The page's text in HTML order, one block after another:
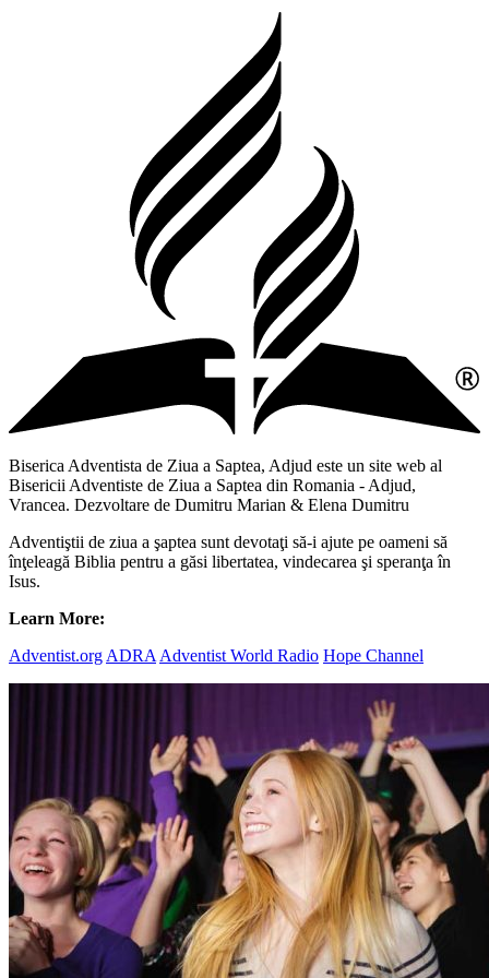
Biserica Adventista de Ziua a Saptea, Adjud este un site web al
Bisericii Adventiste de Ziua a Saptea din Romania - Adjud,
Vrancea. Dezvoltare de Dumitru Marian & Elena Dumitru
Adventiştii de ziua a şaptea sunt devotaţi să-i ajute pe oameni să
înţeleagă Biblia pentru a găsi libertatea, vindecarea şi speranţa în
Isus.
Learn More:
Adventist.org ADRA Adventist World Radio Hope Channel